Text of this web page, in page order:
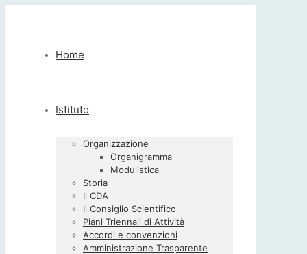
Home
Istituto
Organizzazione
Organigramma
Modulistica
Storia
Il CDA
Il Consiglio Scientifico
Piani Triennali di Attività
Accordi e convenzioni
Amministrazione Trasparente